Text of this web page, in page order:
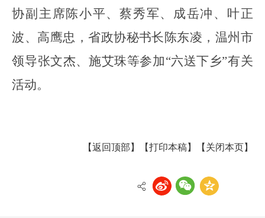
协副主席陈小平、蔡秀军、成岳冲、叶正
波、高鹰忠，省政协秘书长陈东凌，温州市
领导张文杰、施艾珠等参加“六送下乡”有关
活动。
【返回顶部】 【打印本稿】 【关闭本页】